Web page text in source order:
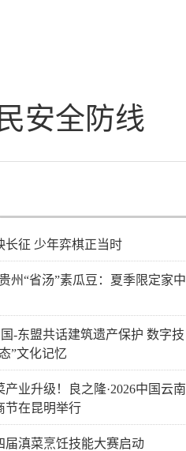
安全防线
长征 少年弈棋正当时
州“省汤”素瓜豆：夏季限定家中
-东盟共话建筑遗产保护 数字技
”文化记忆
产业升级！良之隆·2026中国云南
节在昆明举行
届滇菜烹饪技能大赛启动